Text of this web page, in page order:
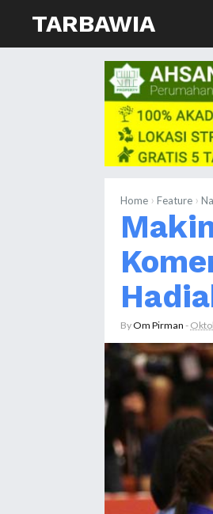
TARBAWIA
Home › Feature ›
ByOm Pirman -